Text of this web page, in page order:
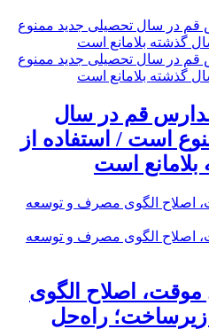
قم در سال
است / استفاده از
است
اصلاح الگوی
راه‌حل